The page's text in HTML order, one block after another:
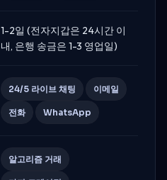
1-2일 (전자지갑은 24시간 이
내, 은행 송금은 1-3 영업일)
24/5 라이브 채팅 이메일
전화 WhatsApp
알고리즘 거래